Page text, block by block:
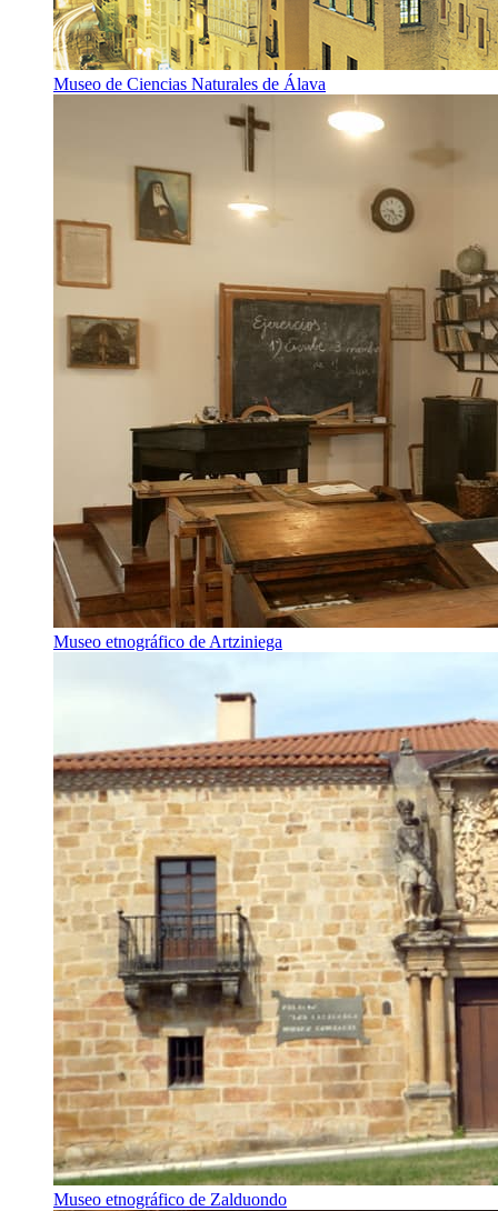
Museo de Ciencias Naturales de Álava
Museo etnográfico de Artziniega
Museo etnográfico de Zalduondo